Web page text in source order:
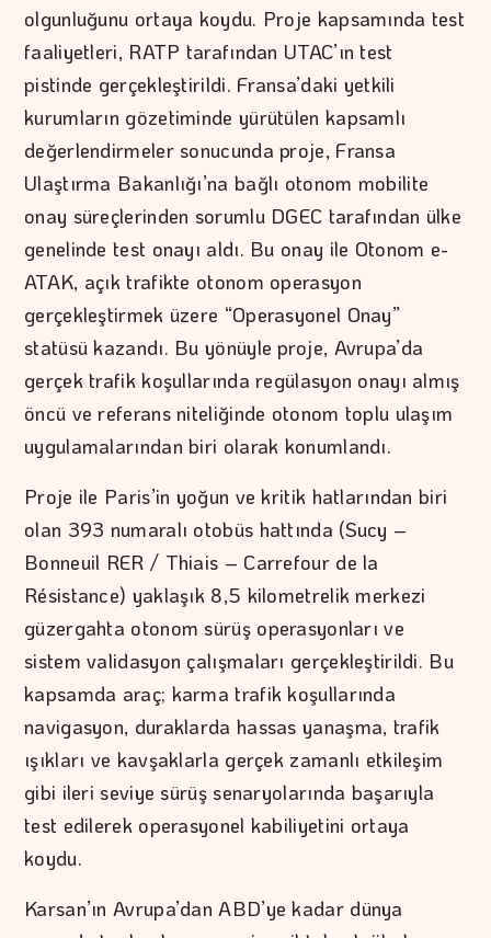
olgunluğunu ortaya koydu. Proje kapsamında test
faaliyetleri, RATP tarafından UTAC’ın test
pistinde gerçekleştirildi. Fransa’daki yetkili
kurumların gözetiminde yürütülen kapsamlı
değerlendirmeler sonucunda proje, Fransa
Ulaştırma Bakanlığı’na bağlı otonom mobilite
onay süreçlerinden sorumlu DGEC tarafından ülke
genelinde test onayı aldı. Bu onay ile Otonom e-
ATAK, açık trafikte otonom operasyon
gerçekleştirmek üzere “Operasyonel Onay”
statüsü kazandı. Bu yönüyle proje, Avrupa’da
gerçek trafik koşullarında regülasyon onayı almış
öncü ve referans niteliğinde otonom toplu ulaşım
uygulamalarından biri olarak konumlandı.
Proje ile Paris’in yoğun ve kritik hatlarından biri
olan 393 numaralı otobüs hattında (Sucy –
Bonneuil RER / Thiais – Carrefour de la
Résistance) yaklaşık 8,5 kilometrelik merkezi
güzergahta otonom sürüş operasyonları ve
sistem validasyon çalışmaları gerçekleştirildi. Bu
kapsamda araç; karma trafik koşullarında
navigasyon, duraklarda hassas yanaşma, trafik
ışıkları ve kavşaklarla gerçek zamanlı etkileşim
gibi ileri seviye sürüş senaryolarında başarıyla
test edilerek operasyonel kabiliyetini ortaya
koydu.
Karsan’ın Avrupa’dan ABD’ye kadar dünya